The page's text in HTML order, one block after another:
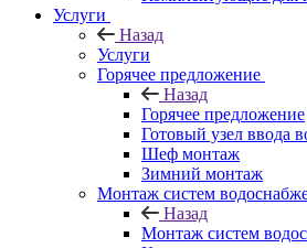
Услуги
Назад
Услуги
Горячее предложение
Назад
Горячее предложение
Готовый узел ввода
Шеф монтаж
Зимний монтаж
Монтаж систем
Назад
Монтаж систем